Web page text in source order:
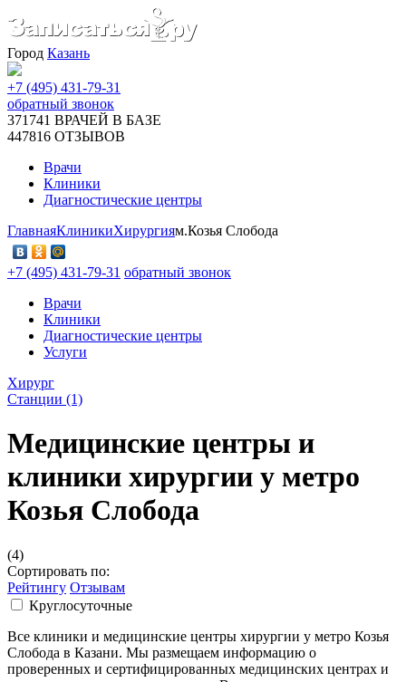
Город Казань
+7 (495) 431-79-31
обратный звонок
371741 ВРАЧЕЙ В БАЗЕ
447816 ОТЗЫВОВ
Врачи
Клиники
Диагностические центры
ГлавнаяКлиникиХирургиям.Козья Слобода
+7 (495) 431-79-31 обратный звонок
Врачи
Клиники
Диагностические центры
Услуги
Хирург
Станции (1)
Медицинские центры и
клиники хирургии у метро
Козья Слобода
(4)
Сортировать по:
Рейтингу Отзывам
Круглосуточные
Все клиники и медицинские центры хирургии у метро Козья
Слобода в Казани. Мы размещаем информацию о
проверенных и сертифицированных медицинских центрах и